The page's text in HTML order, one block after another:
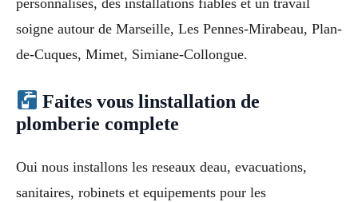
personnalises, des installations fiables et un travail
soigne autour de Marseille, Les Pennes-Mirabeau, Plan-
de-Cuques, Mimet, Simiane-Collongue.
Faites vous linstallation de
plomberie complete
Oui nous installons les reseaux deau, evacuations,
sanitaires, robinets et equipements pour les